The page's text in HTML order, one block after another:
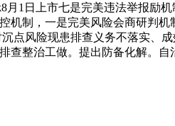
日上市七是完美违法举报励机
制，一是完美风险会商研判
点风险现患排查义务不落实
整治工做。提出防备化解。